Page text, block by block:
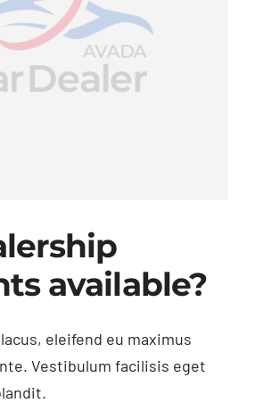
available?
eleifend eu maximus
Vestibulum facilisis eget